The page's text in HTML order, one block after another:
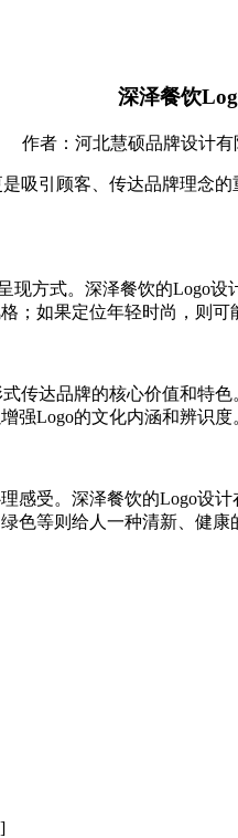
深泽餐饮
作者：河北慧硕品牌设计有
吸引顾客、传达品牌理念
现方式。深泽餐饮的Logo
如果定位年轻时尚，则可
传达品牌的核心价值和特
强Logo的文化内涵和辨识度
感受。深泽餐饮的Logo设
等则给人一种清新、健康